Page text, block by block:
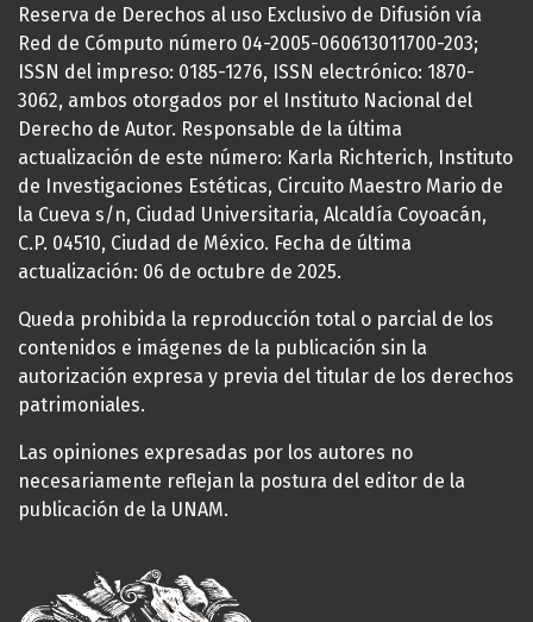
Reserva de Derechos al uso Exclusivo de Difusión vía
Red de Cómputo número 04-2005-060613011700-203;
ISSN del impreso: 0185-1276, ISSN electrónico: 1870-
3062, ambos otorgados por el Instituto Nacional del
Derecho de Autor. Responsable de la última
actualización de este número: Karla Richterich, Instituto
de Investigaciones Estéticas, Circuito Maestro Mario de
la Cueva s/n, Ciudad Universitaria, Alcaldía Coyoacán,
C.P. 04510, Ciudad de México. Fecha de última
actualización: 06 de octubre de 2025.
Queda prohibida la reproducción total o parcial de los
contenidos e imágenes de la publicación sin la
autorización expresa y previa del titular de los derechos
patrimoniales.
Las opiniones expresadas por los autores no
necesariamente reflejan la postura del editor de la
publicación de la UNAM.